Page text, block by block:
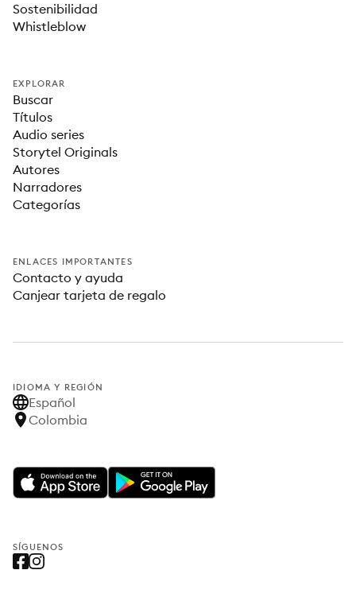
Sostenibilidad
Whistleblow
EXPLORAR
Buscar
Títulos
Audio series
Storytel Originals
Autores
Narradores
Categorías
ENLACES IMPORTANTES
Contacto y ayuda
Canjear tarjeta de regalo
IDIOMA Y REGIÓN
Español
Colombia
SÍGUENOS